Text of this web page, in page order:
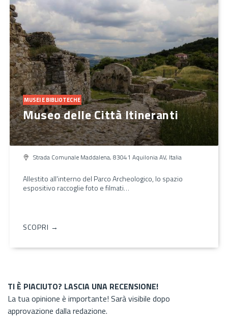
MUSEI E BIBLIOTECHE
Museo delle Città Itineranti
Strada Comunale Maddalena, 83041 Aquilonia AV, Italia
Allestito all'interno del Parco Archeologico, lo spazio
espositivo raccoglie foto e filmati…
SCOPRI →
TI È PIACIUTO? LASCIA UNA RECENSIONE!
La tua opinione è importante! Sarà visibile dopo
approvazione dalla redazione.